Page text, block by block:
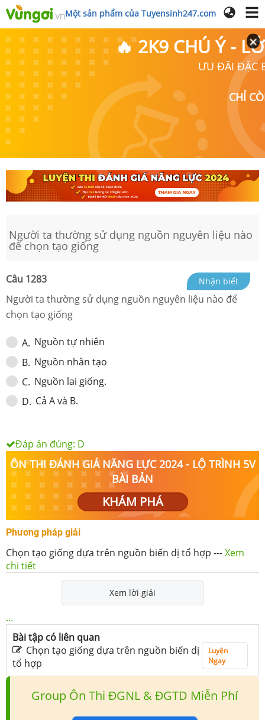
Một sản phẩm của Tuyensinh247.com
🔥 2K9 CHÚ Ý -
ƯU ĐÃI ĐẶC
CHỈ
Người ta thường sử dụng nguồn nguyên liệu nào
để chọn tạo giống
Câu 1283 Nhận biết
Người ta thường sử dụng nguồn nguyên liệu nào để
chọn tạo giống
A. Nguồn tự nhiên
B. Nguồn nhân tạo
C. Nguồn lai giống.
D. Cả A và B.
Đáp án đúng: D
ÔN THI ĐÁNH GIÁ NĂNG LỰC 2024 - LỘ TRÌNH 5V
BÀI BẢN
KHÁM PHÁ
Phương pháp giải
Chọn tạo giống dựa trên nguồn biến dị tổ hợp ---Xem
chi tiết
Xem lời giải
...
Bài tập có liên quan
Chọn tạo giống dựa trên nguồn biến dị
tổ hợp
Luyện
Ngay
Group Ôn Thi ĐGNL & ĐGTD Miễn Phí